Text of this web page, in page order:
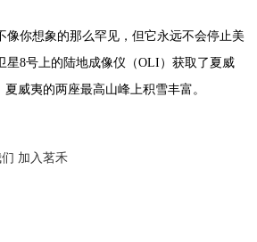
像你想象的那么罕见，但它永远不会停止美
星8号上的陆地成像仪（OLI）获取了夏威
威夷的两座最高山峰上积雪丰富。
加入茗禾